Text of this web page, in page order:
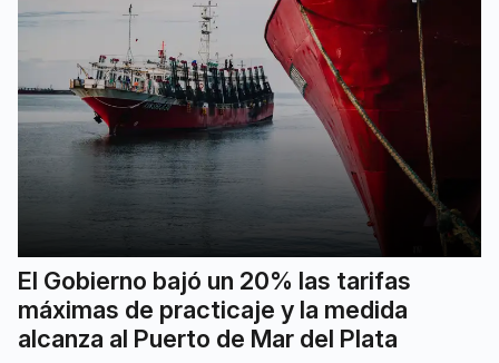
El Gobierno bajó un 20% las tarifas
máximas de practicaje y la medida
alcanza al Puerto de Mar del Plata